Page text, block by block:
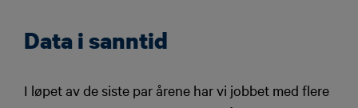
Data i sanntid
I løpet av de siste par årene har vi jobbet med flere